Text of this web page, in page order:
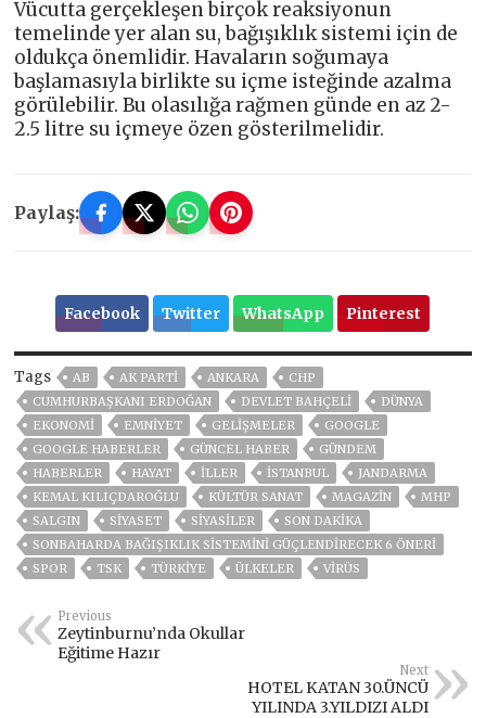
Vücutta gerçekleşen birçok reaksiyonun
temelinde yer alan su, bağışıklık sistemi için de
oldukça önemlidir. Havaların soğumaya
başlamasıyla birlikte su içme isteğinde azalma
görülebilir. Bu olasılığa rağmen günde en az 2-
2.5 litre su içmeye özen gösterilmelidir.
Paylaş:
Facebook Twitter WhatsApp Pinterest
Tags AB AK PARTİ ANKARA
CHP
CUMHURBAŞKANI ERDOĞAN
DEVLET BAHÇELİ
DÜNYA
EKONOMİ
EMNİYET GELIŞMELER
GOOGLE
GOOGLE HABERLER
GÜNCEL HABER
GÜNDEM
HABERLER
HAYAT İLLER ISTANBUL
JANDARMA
KEMAL KILIÇDAROĞLU
KÜLTÜR SANAT MAGAZİN
MHP
SALGIN
SİYASET SİYASİLER
SON DAKIKA
SONBAHARDA BAĞIŞIKLIK SISTEMINI GÜÇLENDIRECEK 6 ÖNERI
SPOR
TSK TÜRKİYE ÜLKELER VIRÜS
Previous
Zeytinburnu’nda Okullar
Eğitime Hazır
Next
HOTEL KATAN 30.ÜNCÜ
YILINDA 3.YILDIZI ALDI